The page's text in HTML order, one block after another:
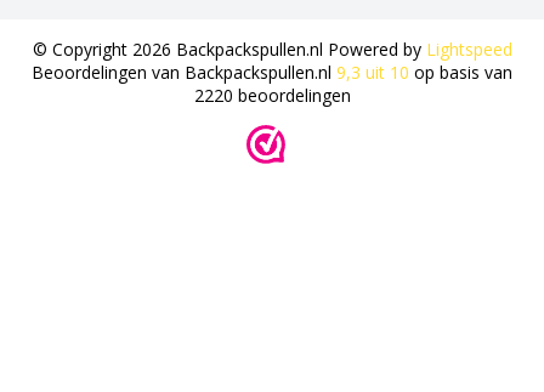
© Copyright 2026 Backpackspullen.nl Powered by Lightspeed
Beoordelingen van Backpackspullen.nl 9,3 uit 10 op basis van
2220 beoordelingen